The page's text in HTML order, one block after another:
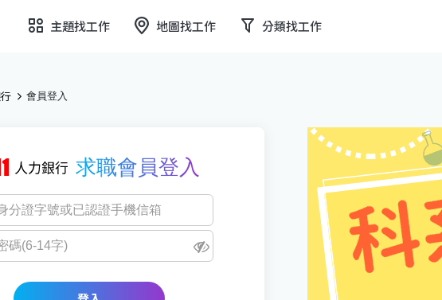
主題找工作 地圖找工作 分類找工作
會員登入
求職會員登入